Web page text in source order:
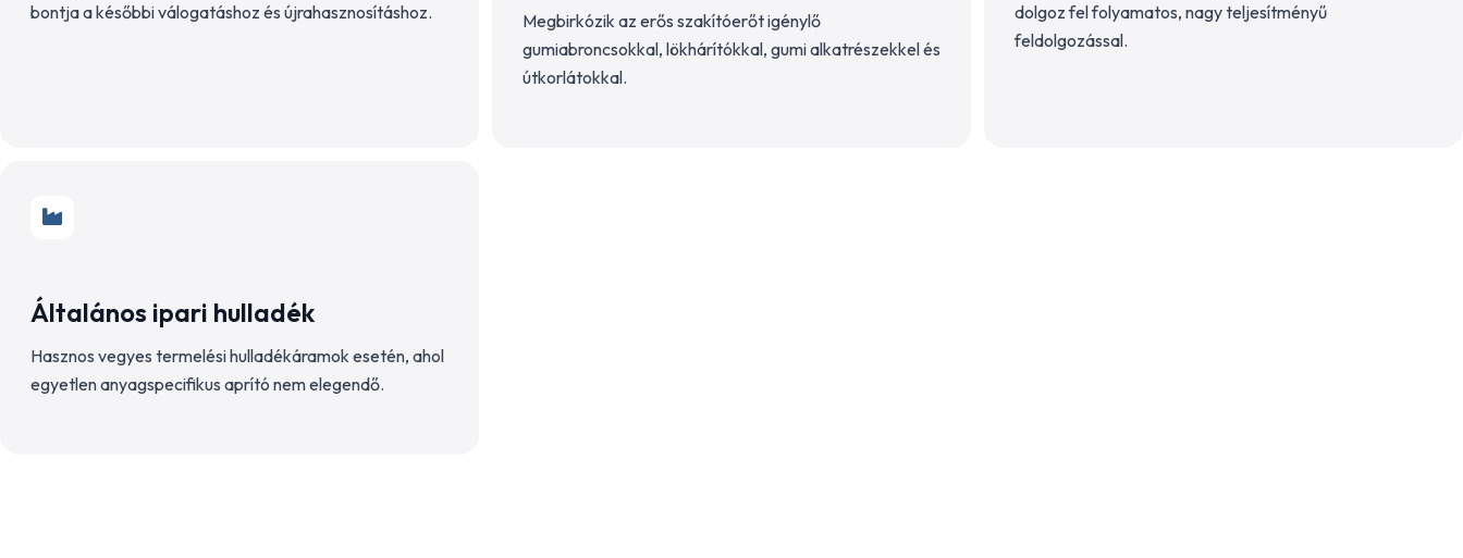
bontja a későbbi válogatáshoz és újrahasznosításhoz.
Megbirkózik az erős szakítóerőt igénylő
gumiabroncsokkal, lökhárítókkal, gumi alkatrészekkel és
útkorlátokkal.
dolgoz fel folyamatos, nagy teljesítményű
feldolgozással.
Általános ipari hulladék
Hasznos vegyes termelési hulladékáramok esetén, ahol
egyetlen anyagspecifikus aprító nem elegendő.